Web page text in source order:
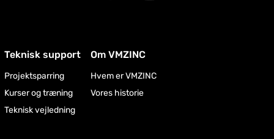
Teknisk support
Projektsparring
Kurser og træning
Teknisk vejledning
Om VMZINC
Hvem er VMZINC
Vores historie